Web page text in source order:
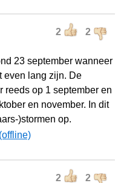
2 2
23 september wanneer
even lang zijn. De
reeds op 1 september en
en november. In dit
)stormen op.
(offline)
2 2